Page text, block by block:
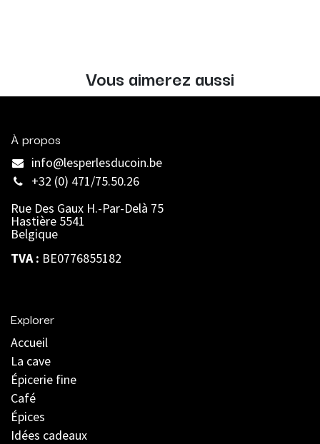
Vous aimerez aussi
À propos
info@lesperlesducoin.be​
+32 (0) 471/75.50.26
Rue Des Gaux H.-Par-Delà 75
Hastière 5541
Belgique
TVA : BE0776855182
Explorer
Accueil
La cave
Épicerie fine
Café
Épices
Idées cadeaux